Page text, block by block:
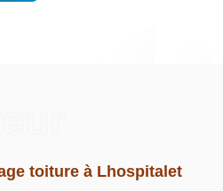
toiture à Lhospitalet